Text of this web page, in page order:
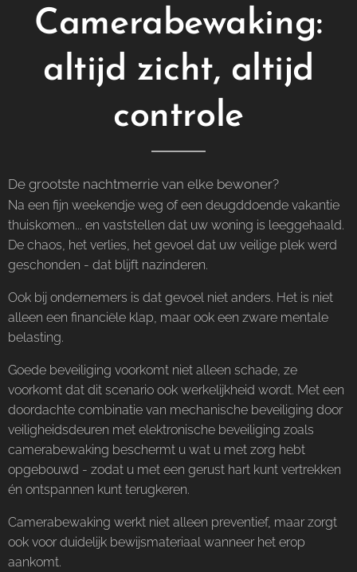
Camerabewaking:
altijd zicht, altijd
controle
De grootste nachtmerrie van elke bewoner?
Na een fijn weekendje weg of een deugddoende vakantie
thuiskomen... en vaststellen dat uw woning is leeggehaald.
De chaos, het verlies, het gevoel dat uw veilige plek werd
geschonden - dat blijft nazinderen.
Ook bij ondernemers is dat gevoel niet anders. Het is niet
alleen een financiële klap, maar ook een zware mentale
belasting.
Goede beveiliging voorkomt niet alleen schade, ze
voorkomt dat dit scenario ook werkelijkheid wordt. Met een
doordachte combinatie van mechanische beveiliging door
veiligheidsdeuren met elektronische beveiliging zoals
camerabewaking beschermt u wat u met zorg hebt
opgebouwd - zodat u met een gerust hart kunt vertrekken
én ontspannen kunt terugkeren.
Camerabewaking werkt niet alleen preventief, maar zorgt
ook voor duidelijk bewijsmateriaal wanneer het erop
aankomt.